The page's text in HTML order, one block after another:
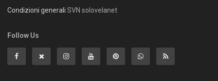
Condizioni generali SVN solovelanet
Follow Us